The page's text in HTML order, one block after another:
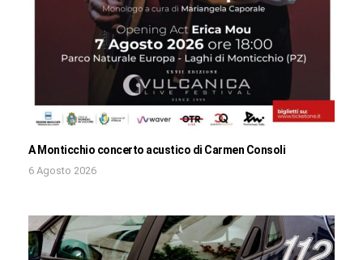
A Monticchio concerto acustico di Carmen Consoli
6 Agosto 2026